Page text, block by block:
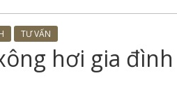
TƯ VẤN
hơi gia